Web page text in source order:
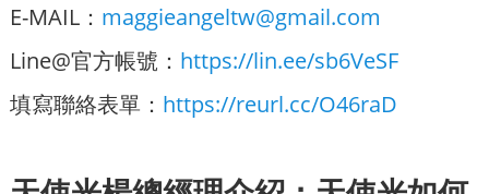
E-MAIL： maggieangeltw@gmail.com
Line@官方帳號： https://lin.ee/sb6VeSF
填寫聯絡表單： https://reurl.cc/O46raD